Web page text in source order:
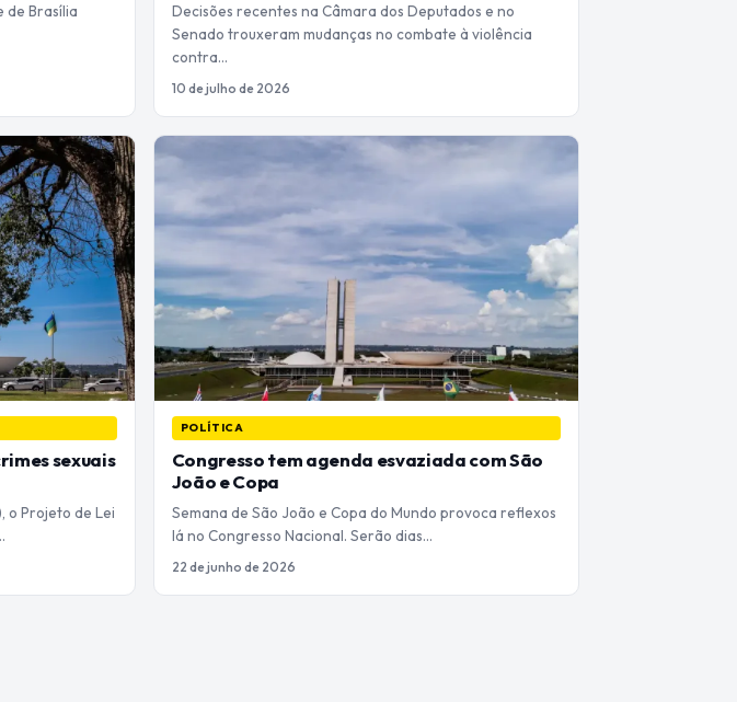
de Brasília
Decisões recentes na Câmara dos Deputados e no
Senado trouxeram mudanças no combate à violência
contra…
10 de julho de 2026
sexuais
o Projeto de Lei
POLÍTICA
Congresso tem agenda esvaziada com São
João e Copa
Semana de São João e Copa do Mundo provoca reflexos
lá no Congresso Nacional. Serão dias…
22 de junho de 2026